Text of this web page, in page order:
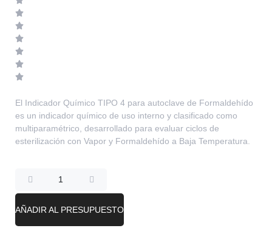
El Indicador Químico TIPO 4 para autoclave de Formaldehído
es un indicador químico de uso interno y clasificado como
multiparamétrico, desarrollado para evaluar ciclos de
esterilización con Vapor y Formaldehído a Baja Temperatura.
AÑADIR AL PRESUPUESTO